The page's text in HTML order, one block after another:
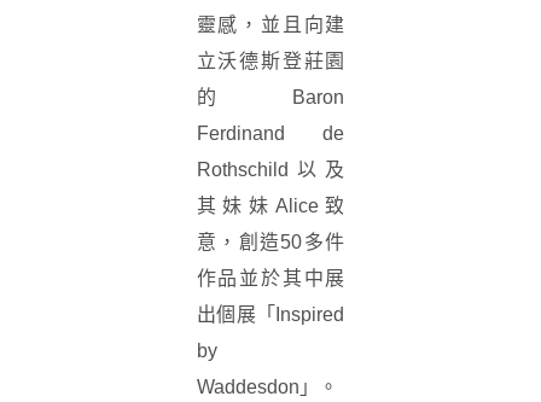
靈感，並且向建
立沃德斯登莊園
的Baron
Ferdinand de
Rothschild以及
其妹妹Alice致
意，創造50多件
作品並於其中展
出個展「Inspired
by
Waddesdon」。